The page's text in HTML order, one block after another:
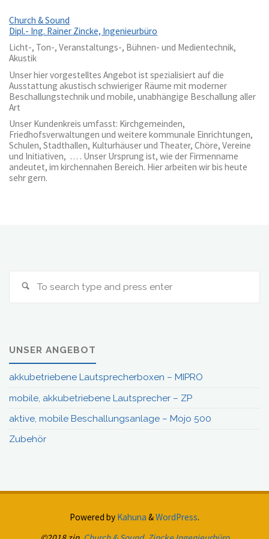
Church & Sound
Dipl.- Ing. Rainer Zincke, Ingenieurbüro
Licht-, Ton-, Veranstaltungs-, Bühnen- und Medientechnik,
Akustik
Unser hier vorgestelltes Angebot ist spezialisiert auf die
Ausstattung akustisch schwieriger Räume mit moderner
Beschallungstechnik und mobile, unabhängige Beschallung aller
Art
Unser Kundenkreis umfasst: Kirchgemeinden,
Friedhofsverwaltungen und weitere kommunale Einrichtungen,
Schulen, Stadthallen, Kulturhäuser und Theater, Chöre, Vereine
und Initiativen, … . Unser Ursprung ist, wie der Firmenname
andeutet, im kirchennahen Bereich. Hier arbeiten wir bis heute
sehr gern.
Search
UNSER ANGEBOT
akkubetriebene Lautsprecherboxen – MIPRO
mobile, akkubetriebene Lautsprecher – ZP
aktive, mobile Beschallungsanlage – Mojo 500
Zubehör
Powered by Kahuna &WordPress.